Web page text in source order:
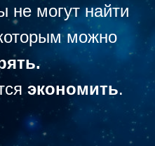
не могут найти
можно
экономить.